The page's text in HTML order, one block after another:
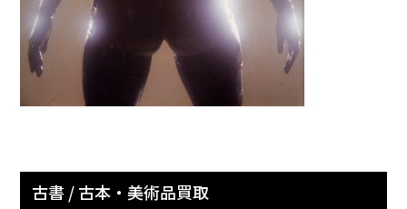
古書 / 古本・美術品買取